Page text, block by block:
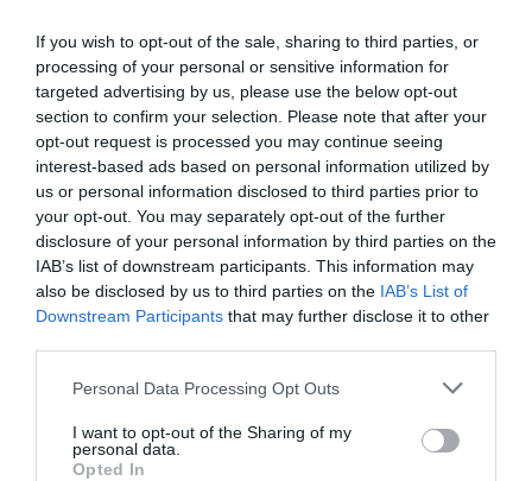
If you wish to opt-out of the sale, sharing to third parties, or
processing of your personal or sensitive information for
targeted advertising by us, please use the below opt-out
section to confirm your selection. Please note that after your
opt-out request is processed you may continue seeing
interest-based ads based on personal information utilized by
us or personal information disclosed to third parties prior to
your opt-out. You may separately opt-out of the further
disclosure of your personal information by third parties on the
IAB’s list of downstream participants. This information may
also be disclosed by us to third parties on the IAB’s List of
Downstream Participants that may further disclose it to other
Personal Data Processing Opt Outs
I want to opt-out of the Sharing of my
personal data.
Opted In